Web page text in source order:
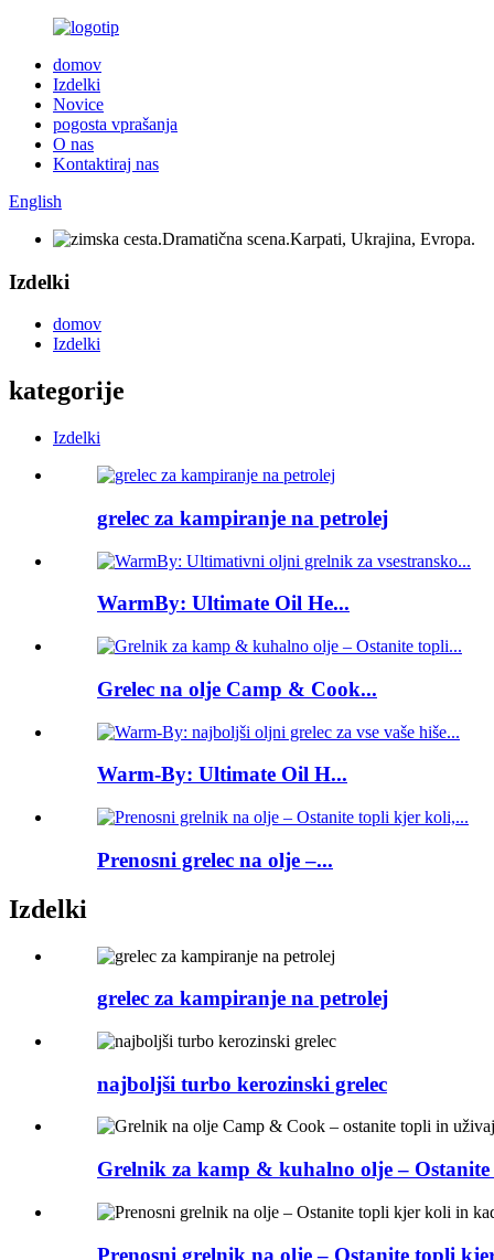
domov
Izdelki
Novice
pogosta vprašanja
O nas
Kontaktiraj nas
English
Izdelki
domov
Izdelki
kategorije
Izdelki
grelec za kampiranje na petrolej
WarmBy: Ultimate Oil He...
Grelec na olje Camp & Cook...
Warm-By: Ultimate Oil H...
Prenosni grelec na olje –...
Izdelki
grelec za kampiranje na petrolej
najboljši turbo kerozinski grelec
Grelnik za kamp & kuhalno olje –
Prenosni grelnik na olje – Ostanite topli